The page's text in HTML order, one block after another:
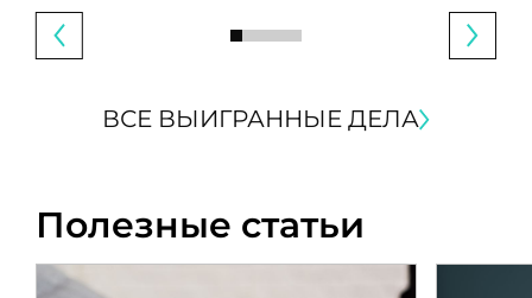
ВСЕ ВЫИГРАННЫЕ ДЕЛА
Полезные статьи